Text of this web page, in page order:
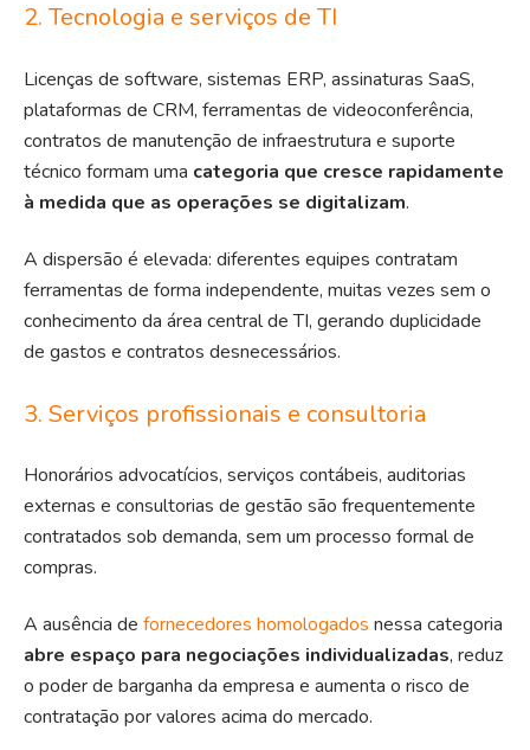
2. Tecnologia e serviços de TI
Licenças de software, sistemas ERP, assinaturas SaaS,
plataformas de CRM, ferramentas de videoconferência,
contratos de manutenção de infraestrutura e suporte
técnico formam uma categoria que cresce rapidamente
à medida que as operações se digitalizam.
A dispersão é elevada: diferentes equipes contratam
ferramentas de forma independente, muitas vezes sem o
conhecimento da área central de TI, gerando duplicidade
de gastos e contratos desnecessários.
3. Serviços profissionais e consultoria
Honorários advocatícios, serviços contábeis, auditorias
externas e consultorias de gestão são frequentemente
contratados sob demanda, sem um processo formal de
compras.
A ausência de fornecedores homologados nessa categoria
abre espaço para negociações individualizadas, reduz
o poder de barganha da empresa e aumenta o risco de
contratação por valores acima do mercado.